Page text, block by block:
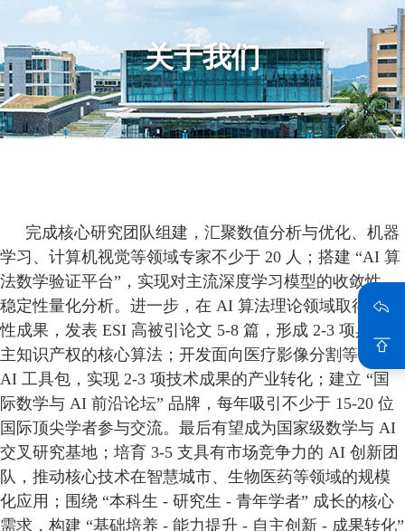
关于我们
完成核心研究团队组建，汇聚数值分析与优化、机器
学习、计算机视觉等领域专家不少于 20 人；搭建 “AI 算
法数学验证平台”，实现对主流深度学习模型的收敛性、
稳定性量化分析。进一步，在 AI 算法理论领域取得突破
性成果，发表 ESI 高被引论文 5-8 篇，形成 2-3 项具有自
主知识产权的核心算法；开发面向医疗影像分割等专用
AI 工具包，实现 2-3 项技术成果的产业转化；建立 “国
际数学与 AI 前沿论坛” 品牌，每年吸引不少于 15-20 位
国际顶尖学者参与交流。最后有望成为国家级数学与 AI
交叉研究基地；培育 3-5 支具有市场竞争力的 AI 创新团
队，推动核心技术在智慧城市、生物医药等领域的规模
化应用；围绕 “本科生 - 研究生 - 青年学者” 成长的核心
需求，构建 “基础培养 - 能力提升 - 自主创新 - 成果转化”